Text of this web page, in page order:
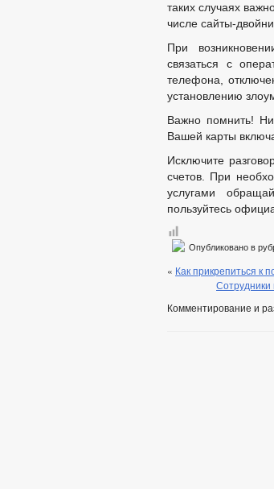
таких случаях
числе сайты-
При
связаться с
телефона,
установлению
Важно помнить! Ни
Вашей карты
Исключите
счетов. При
услугами
пользуйтесь
Опубликовано в
« Как прикрепиться к
Сотрудники
Комментирование и